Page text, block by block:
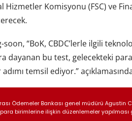
Komisyonu (FSC) ve
soon, “BoK, CBDC’lerle ilgili
dayanan bu test, gelecekteki
temsil ediyor.”
Ödemeler Bankası genel müdürü Agustin
birimlerine ilişkin düzenlemeler yapılması